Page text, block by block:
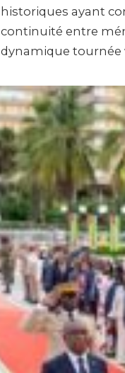
historiques ayant
continuité entre
dynamique tournée